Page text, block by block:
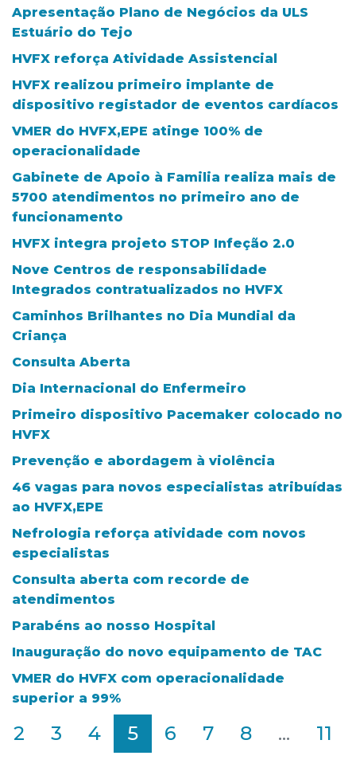
Apresentação Plano de Negócios da ULS
Estuário do Tejo
HVFX reforça Atividade Assistencial
HVFX realizou primeiro implante de
dispositivo registador de eventos cardíacos
VMER do HVFX,EPE atinge 100% de
operacionalidade
Gabinete de Apoio à Familia realiza mais de
5700 atendimentos no primeiro ano de
funcionamento
HVFX integra projeto STOP Infeção 2.0
Nove Centros de responsabilidade
Integrados contratualizados no HVFX
Caminhos Brilhantes no Dia Mundial da
Criança
Consulta Aberta
Dia Internacional do Enfermeiro
Primeiro dispositivo Pacemaker colocado no
HVFX
Prevenção e abordagem à violência
46 vagas para novos especialistas atribuídas
ao HVFX,EPE
Nefrologia reforça atividade com novos
especialistas
Consulta aberta com recorde de
atendimentos
Parabéns ao nosso Hospital
Inauguração do novo equipamento de TAC
VMER do HVFX com operacionalidade
superior a 99%
2 3 4 5 6 7 8 ... 11